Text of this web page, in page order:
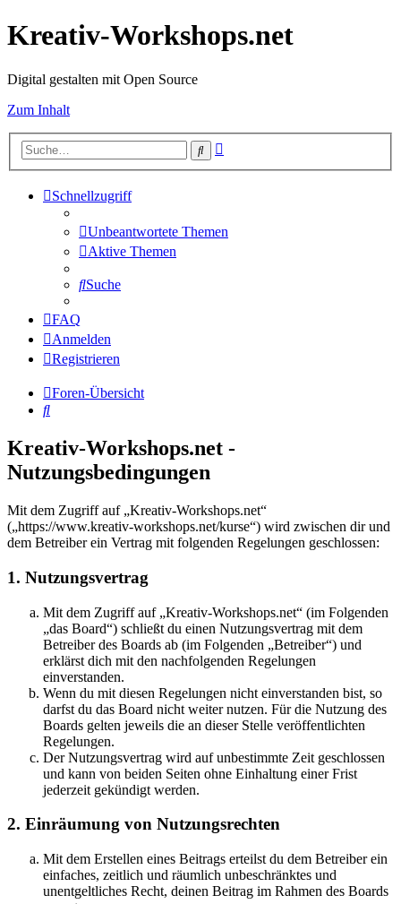
Kreativ-Workshops.net
Digital gestalten mit Open Source
Zum Inhalt
Suche
Schnellzugriff
Unbeantwortete Themen
Aktive Themen
Suche
FAQ
Anmelden
Registrieren
Foren-Übersicht
Suche
Kreativ-Workshops.net -
Nutzungsbedingungen
Mit dem Zugriff auf „Kreativ-Workshops.net“
(„https://www.kreativ-workshops.net/kurse“) wird zwischen dir und
dem Betreiber ein Vertrag mit folgenden Regelungen geschlossen:
1. Nutzungsvertrag
Mit dem Zugriff auf „Kreativ-Workshops.net“ (im Folgenden
„das Board“) schließt du einen Nutzungsvertrag mit dem
Betreiber des Boards ab (im Folgenden „Betreiber“) und
erklärst dich mit den nachfolgenden Regelungen
einverstanden.
Wenn du mit diesen Regelungen nicht einverstanden bist, so
darfst du das Board nicht weiter nutzen. Für die Nutzung des
Boards gelten jeweils die an dieser Stelle veröffentlichten
Regelungen.
Der Nutzungsvertrag wird auf unbestimmte Zeit geschlossen
und kann von beiden Seiten ohne Einhaltung einer Frist
jederzeit gekündigt werden.
2. Einräumung von Nutzungsrechten
Mit dem Erstellen eines Beitrags erteilst du dem Betreiber ein
einfaches, zeitlich und räumlich unbeschränktes und
unentgeltliches Recht, deinen Beitrag im Rahmen des Boards